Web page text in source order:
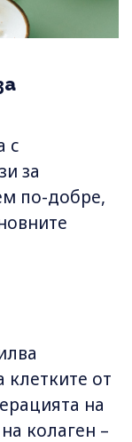
с
за
по-добре,
клетките от
на
колаген –